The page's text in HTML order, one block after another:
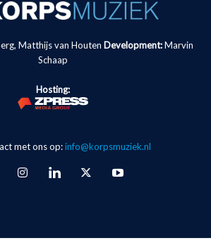
Matthijs van Houten Development: Marvin
Schaap
Hosting:
met ons op:info@korpsmuziek.nl